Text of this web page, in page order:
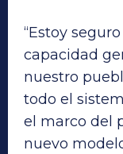
“Estoy
capacidad
nuestro
todo el
el marco del
nuevo